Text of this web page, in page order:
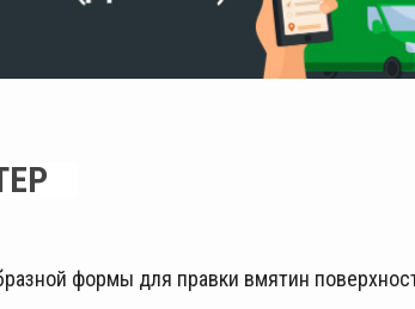
формы для правки вмятин